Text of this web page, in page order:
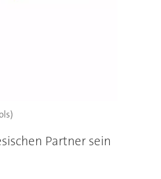
Partner sein